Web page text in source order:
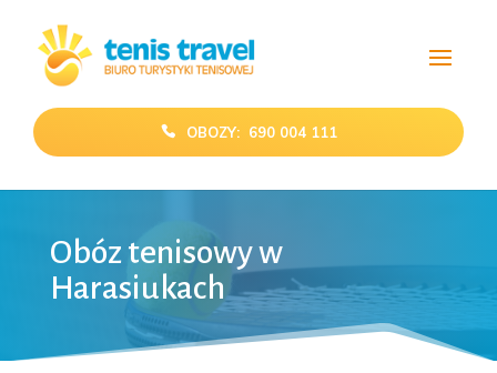
OBOZY: 690 004 111
Obóz tenisowy w
Harasiukach